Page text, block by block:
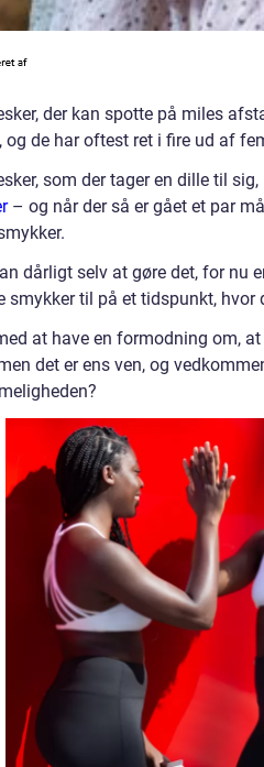
der kan spotte på miles
de har oftest ret i fire ud af
som der tager en dille til
– og når der så er gået et par
dårligt selv at gøre det, for nu
smykker til på et tidspunkt, hvor
at have en formodning om,
det er ens ven, og